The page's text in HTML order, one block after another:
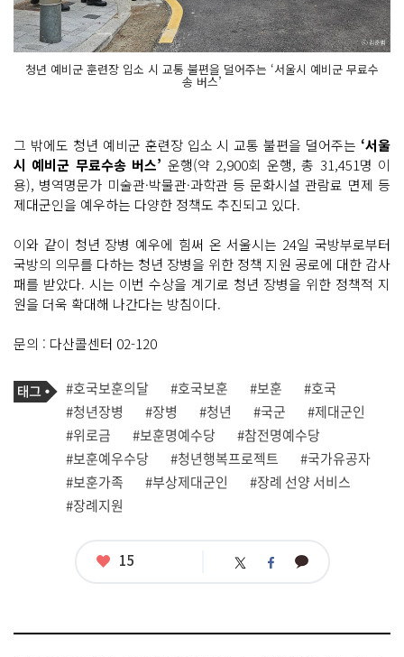
청년 예비군 훈련장 입소 시 교통 불편을 덜어주는 ‘서울시 예비군 무료수
송 버스’
그 밖에도 청년 예비군 훈련장 입소 시 교통 불편을 덜어주는 ‘서울
시 예비군 무료수송 버스’ 운행(약 2,900회 운행, 총 31,451명 이
용), 병역명문가 미술관·박물관·과학관 등 문화시설 관람료 면제 등
제대군인을 예우하는 다양한 정책도 추진되고 있다.
이와 같이 청년 장병 예우에 힘써 온 서울시는 24일 국방부로부터
국방의 의무를 다하는 청년 장병을 위한 정책 지원 공로에 대한 감사
패를 받았다. 시는 이번 수상을 계기로 청년 장병을 위한 정책적 지
원을 더욱 확대해 나간다는 방침이다.
문의 : 다산콜센터 02-120
기
사
관
련
태
그
태
그
#호국보훈의달 #호국보훈 #보훈
#호국
#청년장병
#장병 #청년 #국군
#제대군인
#위로금
#보훈명예수당
#참전명예수당
#보훈예우수당
#청년행복프로젝트
#국가유공자
#보훈가족
#부상제대군인
#장례 선양 서비스
#장례지원
좋
15 트 페 카